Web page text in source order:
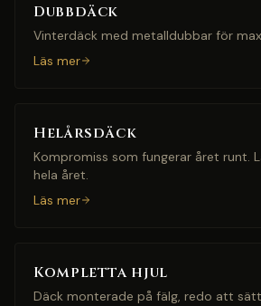
Dubbdäck
Vinterdäck med metalldubbar för
Läs mer
Helårsdäck
Kompromiss som fungerar året runt.
hela året.
Läs mer
Kompletta hjul
Däck monterade på fälg, redo att